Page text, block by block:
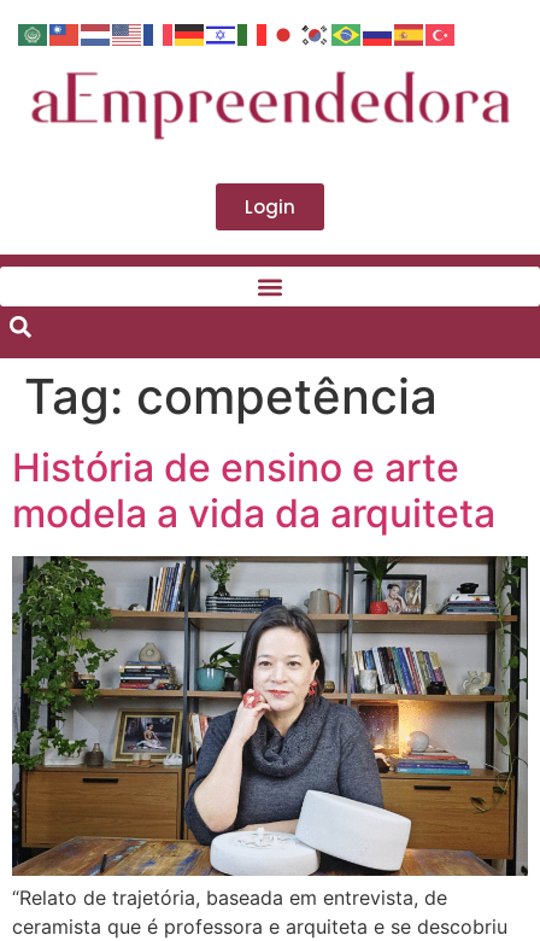
Login
Tag: competência
História de ensino e arte
modela a vida da arquiteta
“Relato de trajetória, baseada em entrevista, de
ceramista que é professora e arquiteta e se descobriu